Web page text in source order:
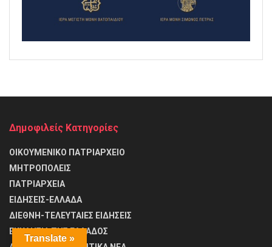
Δημοφιλείς Κατηγορίες
ΟΙΚΟΥΜΕΝΙΚΟ ΠΑΤΡΙΑΡΧΕΙΟ
ΜΗΤΡΟΠΟΛΕΙΣ
ΠΑΤΡΙΑΡΧΕΙΑ
ΕΙΔΗΣΕΙΣ-ΕΛΛΑΔΑ
ΔΙΕΘΝΗ-ΤΕΛΕΥΤΑΙΕΣ ΕΙΔΗΣΕΙΣ
ΕΚΚΛΗΣΙΑ ΤΗΣ ΕΛΛΑΔΟΣ
Translate »